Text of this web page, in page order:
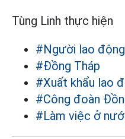
Tùng Linh thực hiện
#Người lao động
#Đồng Tháp
#Xuất khẩu lao
#Công đoàn
#Làm việc ở